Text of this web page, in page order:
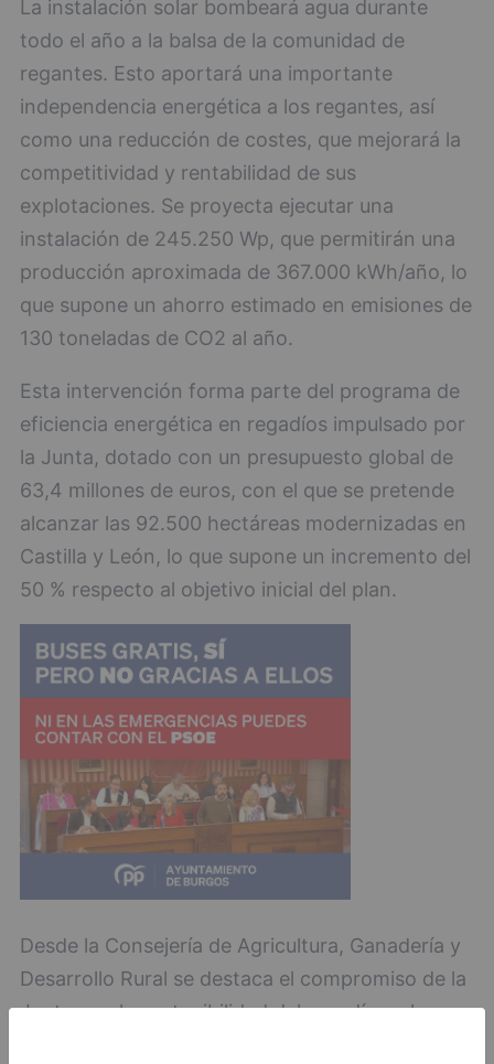
La instalación solar bombeará agua durante
todo el año a la balsa de la comunidad de
regantes. Esto aportará una importante
independencia energética a los regantes, así
como una reducción de costes, que mejorará la
competitividad y rentabilidad de sus
explotaciones. Se proyecta ejecutar una
instalación de 245.250 Wp, que permitirán una
producción aproximada de 367.000 kWh/año, lo
que supone un ahorro estimado en emisiones de
130 toneladas de CO2 al año.
Esta intervención forma parte del programa de
eficiencia energética en regadíos impulsado por
la Junta, dotado con un presupuesto global de
63,4 millones de euros, con el que se pretende
alcanzar las 92.500 hectáreas modernizadas en
Castilla y León, lo que supone un incremento del
50 % respecto al objetivo inicial del plan.
Desde la Consejería de Agricultura, Ganadería y
Desarrollo Rural se destaca el compromiso de la
Junta con la sostenibilidad del regadío y el